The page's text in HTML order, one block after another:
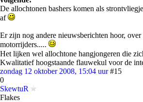
De allochtonen bashers komen als
af
Er zijn nog andere nieuwsberichten hoor, over
motorrijders.....
Het lijken wel allochtone hangjongeren die
Kwalitatief hoogstaande flauwekul voor de
zondag 12 oktober 2008, 15:04 uur #15
0
SkewtuR
Flakes